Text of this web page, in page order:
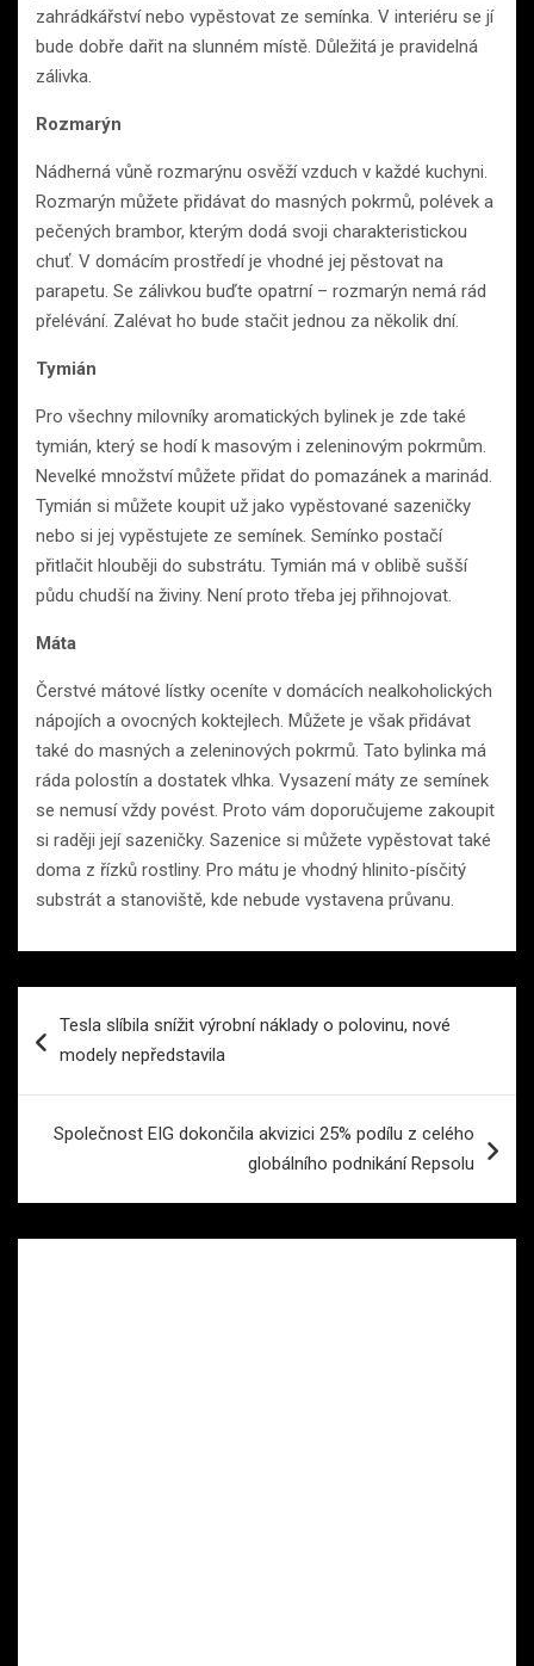
zahrádkářství nebo vypěstovat ze semínka. V interiéru se jí
bude dobře dařit na slunném místě. Důležitá je pravidelná
zálivka.
Rozmarýn
Nádherná vůně rozmarýnu osvěží vzduch v každé kuchyni.
Rozmarýn můžete přidávat do masných pokrmů, polévek a
pečených brambor, kterým dodá svoji charakteristickou
chuť. V domácím prostředí je vhodné jej pěstovat na
parapetu. Se zálivkou buďte opatrní – rozmarýn nemá rád
přelévání. Zalévat ho bude stačit jednou za několik dní.
Tymián
Pro všechny milovníky aromatických bylinek je zde také
tymián, který se hodí k masovým i zeleninovým pokrmům.
Nevelké množství můžete přidat do pomazánek a marinád.
Tymián si můžete koupit už jako vypěstované sazeničky
nebo si jej vypěstujete ze semínek. Semínko postačí
přitlačit hlouběji do substrátu. Tymián má v oblibě sušší
půdu chudší na živiny. Není proto třeba jej přihnojovat.
Máta
Čerstvé mátové lístky oceníte v domácích nealkoholických
nápojích a ovocných koktejlech. Můžete je však přidávat
také do masných a zeleninových pokrmů. Tato bylinka má
ráda polostín a dostatek vlhka. Vysazení máty ze semínek
se nemusí vždy povést. Proto vám doporučujeme zakoupit
si raději její sazeničky. Sazenice si můžete vypěstovat také
doma z řízků rostliny. Pro mátu je vhodný hlinito-písčitý
substrát a stanoviště, kde nebude vystavena průvanu.
proTesla slíbila snížit výrobní náklady o polovinu, nové
modely nepředstavila
Společnost EIG dokončila akvizici 25% podílu z celého
globálního podnikání Repsolu